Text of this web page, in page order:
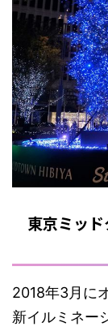
東京ミッ
2018年3月に
新イルミネー